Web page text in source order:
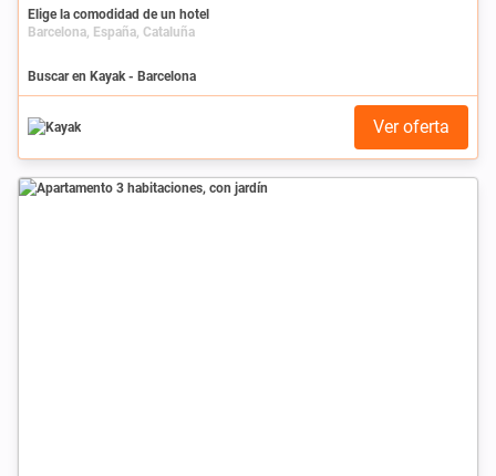
Elige la comodidad de un hotel
Barcelona, España, Cataluña
Buscar en Kayak - Barcelona
Ver oferta